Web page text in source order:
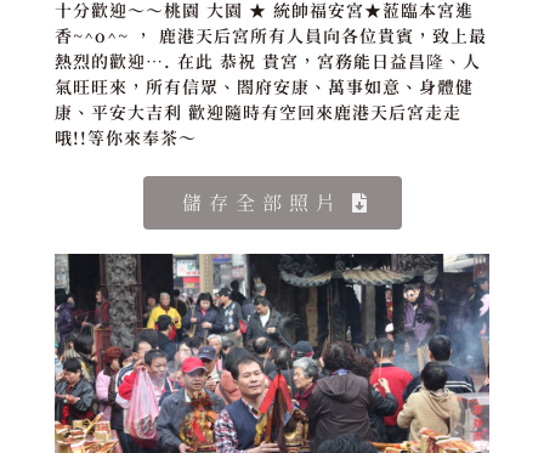
十分歡迎～～桃園 大園 ★ 統帥福安宮★蒞臨本宮進
香~^o^~ ， 鹿港天后宮所有人員向各位貴賓，致上最
熱烈的歡迎…. 在此 恭祝 貴宮，宮務能日益昌隆、人
氣旺旺來，所有信眾、閤府安康、萬事如意、身體健
康、平安大吉利 歡迎隨時有空回來鹿港天后宮走走
哦!!等你來奉茶～
儲存全部照片